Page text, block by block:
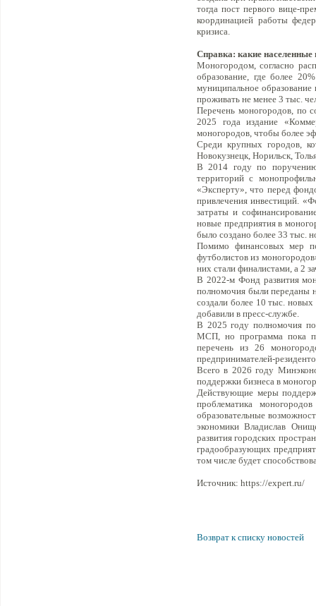
тогда пост первого вице-
координацией работы
кризиса.
Справка: какие
Моногородом, согласно
образование, где более
муниципальное
проживать не менее 3 тыс.
Перечень моногородов, по
2025 года издание
моногородов, чтобы более
Среди крупных городов,
Новокузнецк, Норильск,
В 2014 году по
территорий с
«Эксперту», что перед
привлечения инвестиций.
затраты и
новые предприятия в
было создано более 33 тыс.
Помимо финансовых мер
футболистов из
них стали финалистами, а 2
В 2022-м Фонд развития
полномочия были переданы
создали более 10 тыс.
добавили в пресс-службе.
В 2025 году полномочия
МСП, но программа пока
перечень из 26
предпринимателей-
Всего в 2026 году
поддержки бизнеса в
Действующие меры
проблематика
образовательные
экономики Владислав
развития городских
градообразующих
том числе будет
Источник: https://expert.ru/
Возврат к списку новостей